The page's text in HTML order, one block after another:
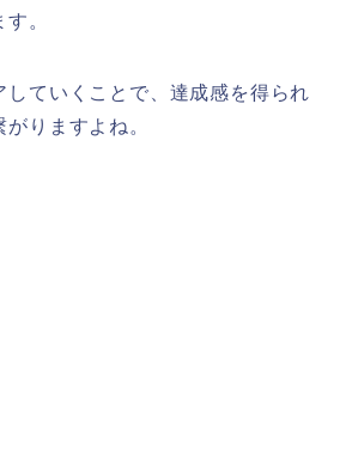
。
していくことで、達成感を得られ
りますよね。